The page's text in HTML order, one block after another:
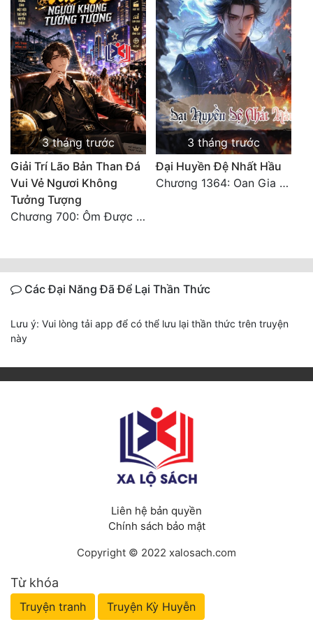
3 tháng trước
Giải Trí Lão Bản Than Đá
Vui Vẻ Ngươi Không
Tưởng Tượng
Chương 700: Ôm Được Mỹ Nhân Về (Đại Kết Cục)
3 tháng trước
Đại Huyền Đệ Nhất Hầu
Chương 1364: Oan Gia Ngõ Hẹp
Các Đại Năng Đã Để Lại Thần Thức
Lưu ý: Vui lòng tải app để có thể lưu lại thần thức trên truyện
này
Liên hệ bản quyền
Chính sách bảo mật
Copyright © 2022 xalosach.com
Từ khóa
Truyện tranh Truyện Kỳ Huyễn